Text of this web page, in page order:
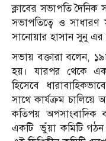
ক্লাবের সভাপতি দৈনিক
সভাপতিত্বে ও সাধারণ
সানোয়ার হাসান সুনু এর
সভায় বক্তারা বলেন,
হয়। যারপর থেকে
হিসেবে
সাথে কার্যক্রম চালিয়ে
কতিপয় অপসাংবাদিক
একটি ভুঁয়া কমিটি গঠন